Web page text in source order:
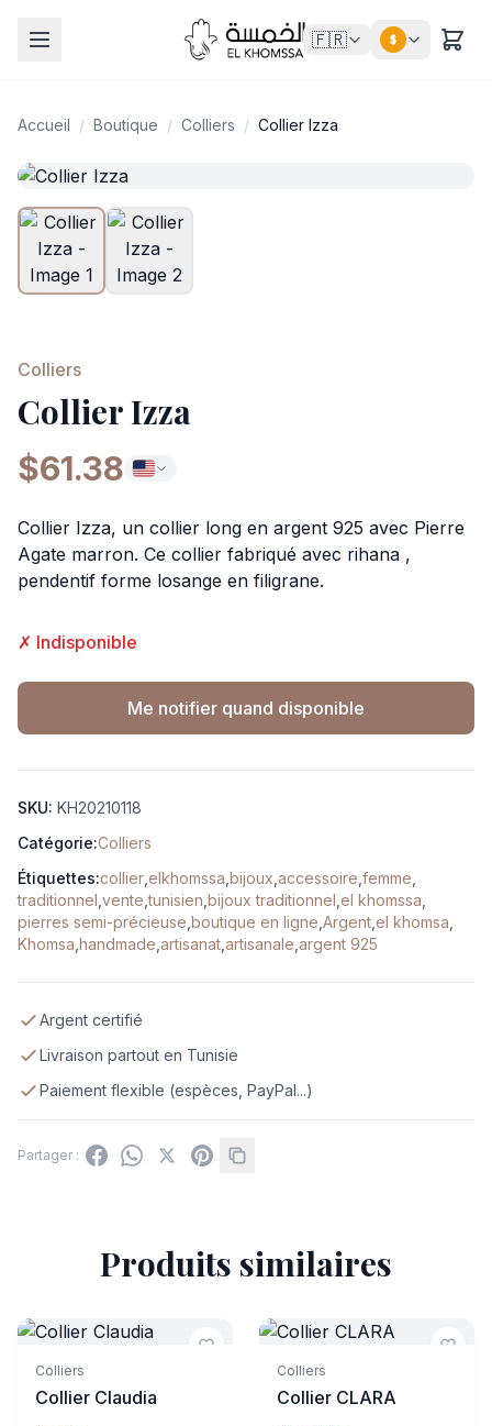
🇫🇷 $
Accueil / Boutique / Colliers / Collier Izza
Colliers
Collier Izza
$61.38
Collier Izza, un collier long en argent 925 avec Pierre
Agate marron. Ce collier fabriqué avec rihana ,
pendentif forme losange en filigrane.
✗ Indisponible
Me notifier quand disponible
SKU: KH20210118
Catégorie:Colliers
Étiquettes:collier elkhomssa bijoux accessoire femme
traditionnel vente ,tunisien bijoux traditionnel el khomssa
pierres semi-précieuse boutique en ligne Argent el khomsa
Khomsa handmade artisanat artisanale argent 925
Argent certifié
Livraison partout en Tunisie
Paiement flexible (espèces, PayPal...)
Partager :
Produits similaires
Colliers
Collier Claudia
Colliers
Collier CLARA